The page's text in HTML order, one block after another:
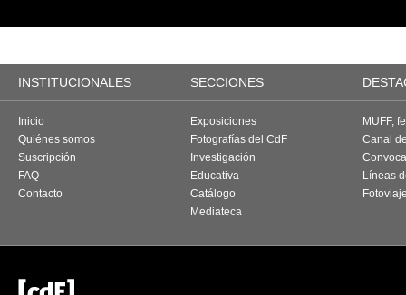
INSTITUCIONALES SECCIONES
Inicio
Quiénes somos
Suscripción
FAQ
Contacto
Exposiciones
Fotografías del CdF
Investigación
Educativa
Catálogo
Mediateca
MUFF,
Canal
Líneas